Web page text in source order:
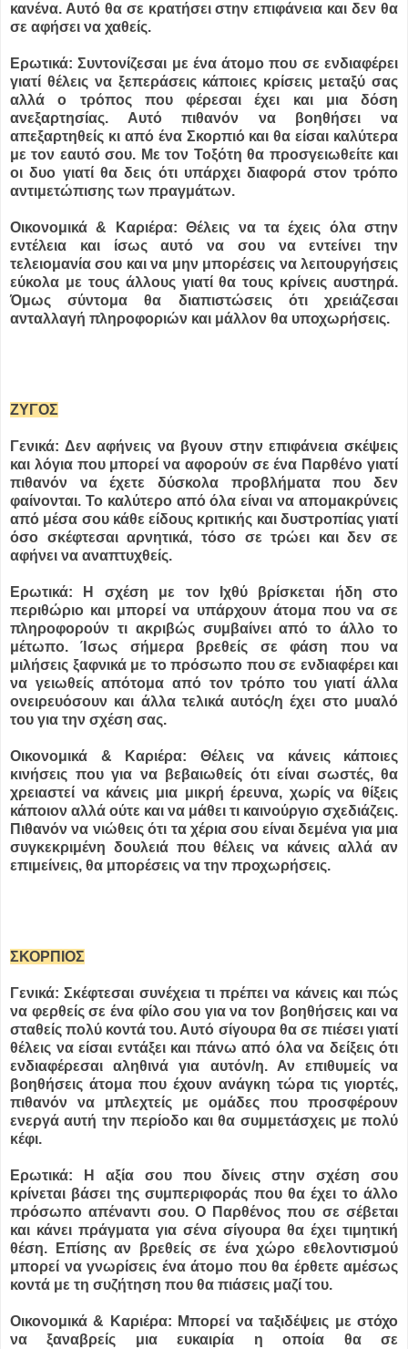
κανένα. Αυτό θα σε κρατήσει στην επιφάνεια και δεν θα
σε αφήσει να χαθείς.
Ερωτικά: Συντονίζεσαι με ένα άτομο που σε ενδιαφέρει
γιατί θέλεις να ξεπεράσεις κάποιες κρίσεις μεταξύ σας
αλλά ο τρόπος που φέρεσαι έχει και μια δόση
ανεξαρτησίας. Αυτό πιθανόν να βοηθήσει να
απεξαρτηθείς κι από ένα Σκορπιό και θα είσαι καλύτερα
με τον εαυτό σου. Με τον Τοξότη θα προσγειωθείτε και
οι δυο γιατί θα δεις ότι υπάρχει διαφορά στον τρόπο
αντιμετώπισης των πραγμάτων.
Οικονομικά & Καριέρα: Θέλεις να τα έχεις όλα στην
εντέλεια και ίσως αυτό να σου να εντείνει την
τελειομανία σου και να μην μπορέσεις να λειτουργήσεις
εύκολα με τους άλλους γιατί θα τους κρίνεις αυστηρά.
Όμως σύντομα θα διαπιστώσεις ότι χρειάζεσαι
ανταλλαγή πληροφοριών και μάλλον θα υποχωρήσεις.
ΖΥΓΟΣ
Γενικά: Δεν αφήνεις να βγουν στην επιφάνεια σκέψεις
και λόγια που μπορεί να αφορούν σε ένα Παρθένο γιατί
πιθανόν να έχετε δύσκολα προβλήματα που δεν
φαίνονται. Το καλύτερο από όλα είναι να απομακρύνεις
από μέσα σου κάθε είδους κριτικής και δυστροπίας γιατί
όσο σκέφτεσαι αρνητικά, τόσο σε τρώει και δεν σε
αφήνει να αναπτυχθείς.
Ερωτικά: Η σχέση με τον Ιχθύ βρίσκεται ήδη στο
περιθώριο και μπορεί να υπάρχουν άτομα που να σε
πληροφορούν τι ακριβώς συμβαίνει από το άλλο το
μέτωπο. Ίσως σήμερα βρεθείς σε φάση που να
μιλήσεις ξαφνικά με το πρόσωπο που σε ενδιαφέρει και
να γειωθείς απότομα από τον τρόπο του γιατί άλλα
ονειρευόσουν και άλλα τελικά αυτός/η έχει στο μυαλό
του για την σχέση σας.
Οικονομικά & Καριέρα: Θέλεις να κάνεις κάποιες
κινήσεις που για να βεβαιωθείς ότι είναι σωστές, θα
χρειαστεί να κάνεις μια μικρή έρευνα, χωρίς να θίξεις
κάποιον αλλά ούτε και να μάθει τι καινούργιο σχεδιάζεις.
Πιθανόν να νιώθεις ότι τα χέρια σου είναι δεμένα για μια
συγκεκριμένη δουλειά που θέλεις να κάνεις αλλά αν
επιμείνεις, θα μπορέσεις να την προχωρήσεις.
ΣΚΟΡΠΙΟΣ
Γενικά: Σκέφτεσαι συνέχεια τι πρέπει να κάνεις και πώς
να φερθείς σε ένα φίλο σου για να τον βοηθήσεις και να
σταθείς πολύ κοντά του. Αυτό σίγουρα θα σε πιέσει γιατί
θέλεις να είσαι εντάξει και πάνω από όλα να δείξεις ότι
ενδιαφέρεσαι αληθινά για αυτόν/η. Αν επιθυμείς να
βοηθήσεις άτομα που έχουν ανάγκη τώρα τις γιορτές,
πιθανόν να μπλεχτείς με ομάδες που προσφέρουν
ενεργά αυτή την περίοδο και θα συμμετάσχεις με πολύ
κέφι.
Ερωτικά: Η αξία σου που δίνεις στην σχέση σου
κρίνεται βάσει της συμπεριφοράς που θα έχει το άλλο
πρόσωπο απέναντι σου. Ο Παρθένος που σε σέβεται
και κάνει πράγματα για σένα σίγουρα θα έχει τιμητική
θέση. Επίσης αν βρεθείς σε ένα χώρο εθελοντισμού
μπορεί να γνωρίσεις ένα άτομο που θα έρθετε αμέσως
κοντά με τη συζήτηση που θα πιάσεις μαζί του.
Οικονομικά & Καριέρα: Μπορεί να ταξιδέψεις με στόχο
να ξαναβρείς μια ευκαιρία η οποία θα σε